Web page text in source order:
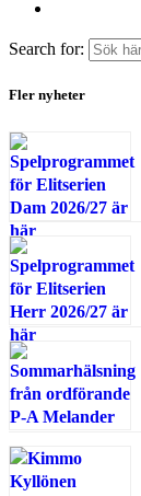
Search for:
Fler nyheter